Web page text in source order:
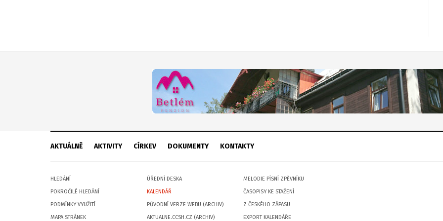
AKTUÁLNĚ AKTIVITY CÍRKEV DOKUMENTY KONTAKTY
HLEDÁNÍ
POKROČILÉ HLEDÁNÍ
PODMÍNKY VYUŽITÍ
MAPA STRÁNEK
ÚŘEDNÍ DESKA
KALENDÁŘ
PŮVODNÍ VERZE WEBU (ARCHIV)
AKTUALNE.CCSH.CZ (ARCHIV)
MELODIE PÍSNÍ ZPĚVNÍKU
ČASOPISY KE STAŽENÍ
Z ČESKÉHO ZÁPASU
EXPORT KALENDÁŘE